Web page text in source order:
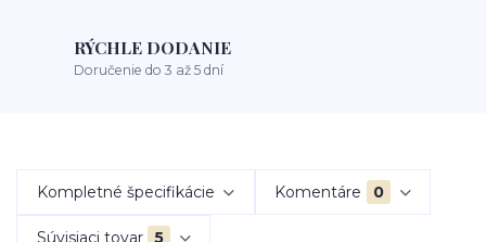
RÝCHLE DODANIE
Doručenie do 3 až 5 dní
Kompletné špecifikácie Komentáre 0
Súvisiaci tovar 5